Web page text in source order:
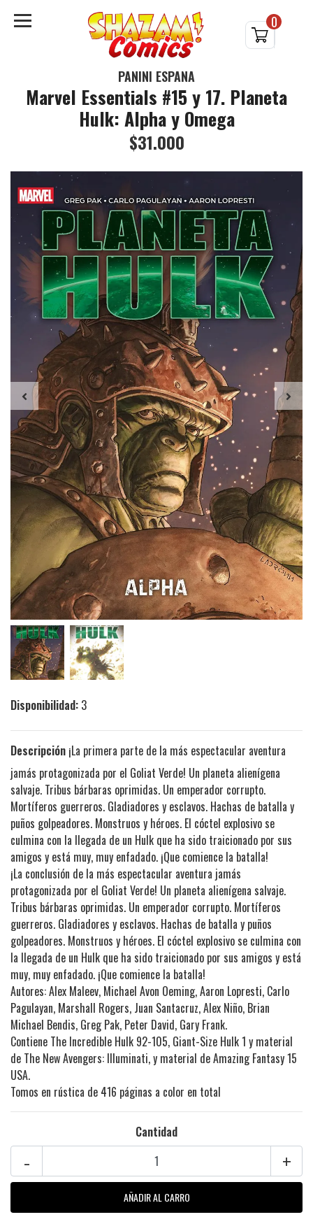
0
PANINI ESPAÑA
Marvel Essentials #15 y 17. Planeta
Hulk: Alpha y Omega
$31.000
Disponibilidad: 3
Descripción ¡La primera parte de la más espectacular aventura
jamás protagonizada por el Goliat Verde! Un planeta alienígena
salvaje. Tribus bárbaras oprimidas. Un emperador corrupto.
Mortíferos guerreros. Gladiadores y esclavos. Hachas de batalla y
puños golpeadores. Monstruos y héroes. El cóctel explosivo se
culmina con la llegada de un Hulk que ha sido traicionado por sus
amigos y está muy, muy enfadado. ¡Que comience la batalla!
¡La conclusión de la más espectacular aventura jamás
protagonizada por el Goliat Verde! Un planeta alienígena salvaje.
Tribus bárbaras oprimidas. Un emperador corrupto. Mortíferos
guerreros. Gladiadores y esclavos. Hachas de batalla y puños
golpeadores. Monstruos y héroes. El cóctel explosivo se culmina con
la llegada de un Hulk que ha sido traicionado por sus amigos y está
muy, muy enfadado. ¡Que comience la batalla!
Autores: Alex Maleev, Michael Avon Oeming, Aaron Lopresti, Carlo
Pagulayan, Marshall Rogers, Juan Santacruz, Alex Niño, Brian
Michael Bendis, Greg Pak, Peter David, Gary Frank.
Contiene The Incredible Hulk 92-105, Giant-Size Hulk 1 y material
de The New Avengers: Illuminati, y material de Amazing Fantasy 15
USA.
Tomos en rústica de 416 páginas a color en total
Cantidad
+
-